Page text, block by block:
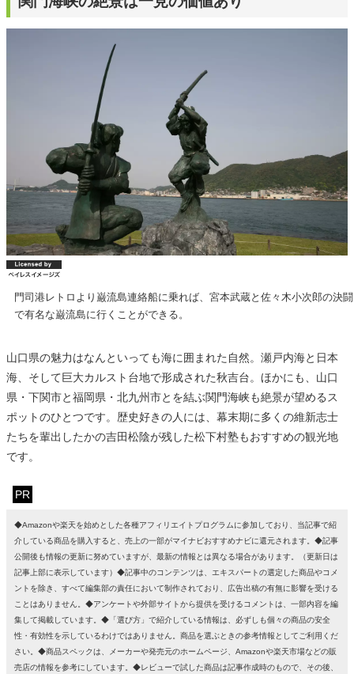
門司港レトロより巌流島連絡船に乗れば、宮本武蔵と佐々木小次郎の決闘
で有名な巌流島に行くことができる。
山口県の魅力はなんといっても海に囲まれた自然。瀬戸内海と日本
海、そして巨大カルスト台地で形成された秋吉台。ほかにも、山口
県・下関市と福岡県・北九州市とを結ぶ関門海峡も絶景が望めるス
ポットのひとつです。歴史好きの人には、幕末期に多くの維新志士
たちを輩出したかの吉田松陰が残した松下村塾もおすすめの観光地
です。
PR
◆Amazonや楽天を始めとした各種アフィリエイトプログラムに参加しており、当記事で紹
介している商品を購入すると、売上の一部がマイナビおすすめナビに還元されます。◆記事
公開後も情報の更新に努めていますが、最新の情報とは異なる場合があります。（更新日は
記事上部に表示しています）◆記事中のコンテンツは、エキスパートの選定した商品やコメ
ントを除き、すべて編集部の責任において制作されており、広告出稿の有無に影響を受ける
ことはありません。◆アンケートや外部サイトから提供を受けるコメントは、一部内容を編
集して掲載しています。◆「選び方」で紹介している情報は、必ずしも個々の商品の安全
性・有効性を示しているわけではありません。商品を選ぶときの参考情報としてご利用くだ
さい。◆商品スペックは、メーカーや発売元のホームページ、Amazonや楽天市場などの販
売店の情報を参考にしています。◆レビューで試した商品は記事作成時のもので、その後、